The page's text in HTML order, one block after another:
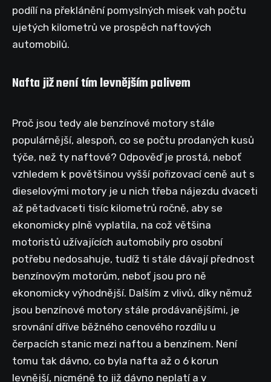
podílí na překlánění pomyslných misek vah počtu
ujetých kilometrů ve prospěch naftových
automobilů.
Nafta již není tím levnějším palivem
Proč jsou tedy ale benzínové motory stále
populárnější, alespoň, co se počtu prodaných kusů
týče, než ty naftové? Odpověď je prostá, neboť
vzhledem k povětšinou vyšší pořizovací ceně aut s
dieselovými motory je u nich třeba nájezdu dvaceti
až pětadvaceti tisíc kilometrů ročně, aby se
ekonomicky plně vyplatila, na což většina
motoristů užívajících automobily pro osobní
potřebu nedosahuje, tudíž ti stále dávají přednost
benzínovým motorům, neboť jsou pro ně
ekonomicky výhodnější. Dalším z vlivů, díky němuž
jsou benzínové motory stále prodávanějšími, je
srovnání dříve běžného cenového rozdílu u
čerpacích stanic mezi naftou a benzínem. Není
tomu tak dávno, co byla nafta až o 6 korun
levnější, nicméně to již dávno neplatí a v